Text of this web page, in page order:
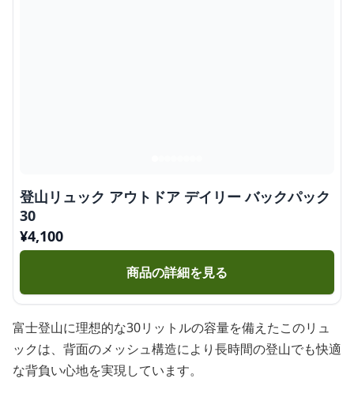
登山リュック アウトドア デイリー バックパック
30
¥4,100
商品の詳細を見る
富士登山に理想的な30リットルの容量を備えたこのリュ
ックは、背面のメッシュ構造により長時間の登山でも快適
な背負い心地を実現しています。